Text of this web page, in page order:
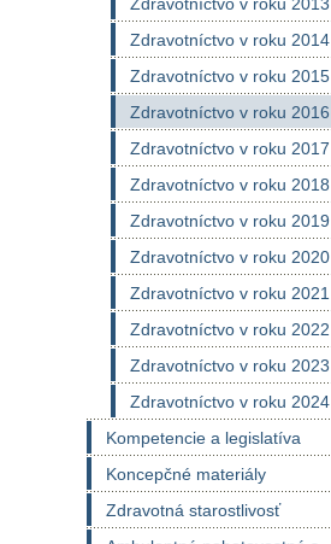
Zdravotníctvo v roku 2014
Zdravotníctvo v roku 2015
Zdravotníctvo v roku 2016
Zdravotníctvo v roku 2017
Zdravotníctvo v roku 2018
Zdravotníctvo v roku 2019
Zdravotníctvo v roku 2020
Zdravotníctvo v roku 2021
Zdravotníctvo v roku 2022
Zdravotníctvo v roku 2023
Zdravotníctvo v roku 2024
Kompetencie a legislatíva
Koncepčné materiály
Zdravotná starostlivosť